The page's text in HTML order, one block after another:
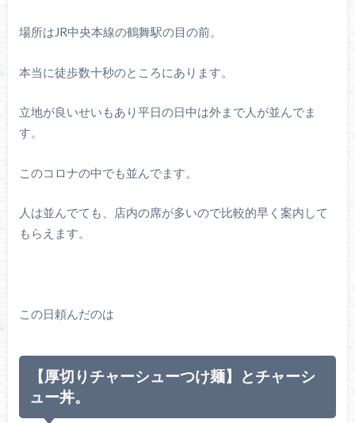
場所はJR中央本線の鶴舞駅の目の前。
本当に徒歩数十秒のところにあります。
立地が良いせいもあり平日の日中は外まで人が並んでま
す。
このコロナの中でも並んでます。
人は並んでても、店内の席が多いので比較的早く案内して
もらえます。
この日頼んだのは
【厚切りチャーシューつけ麺】とチャーシ
ュー丼。